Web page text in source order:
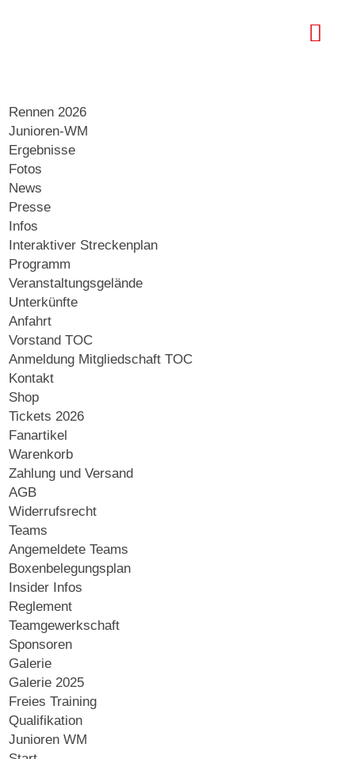
Rennen 2026
Junioren-WM
Ergebnisse
Fotos
News
Presse
Infos
Interaktiver Streckenplan
Programm
Veranstaltungsgelände
Unterkünfte
Anfahrt
Vorstand TOC
Anmeldung Mitgliedschaft TOC
Kontakt
Shop
Tickets 2026
Fanartikel
Warenkorb
Zahlung und Versand
AGB
Widerrufsrecht
Teams
Angemeldete Teams
Boxenbelegungsplan
Insider Infos
Reglement
Teamgewerkschaft
Sponsoren
Galerie
Galerie 2025
Freies Training
Qualifikation
Junioren WM